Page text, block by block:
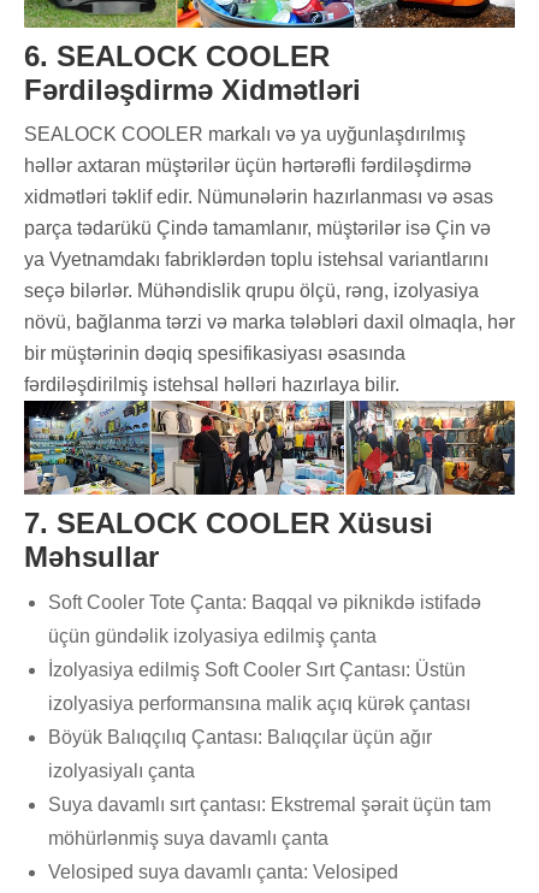
6. SEALOCK COOLER
Fərdiləşdirmə Xidmətləri
SEALOCK COOLER markalı və ya uyğunlaşdırılmış
həllər axtaran müştərilər üçün hərtərəfli fərdiləşdirmə
xidmətləri təklif edir. Nümunələrin hazırlanması və əsas
parça tədarükü Çində tamamlanır, müştərilər isə Çin və
ya Vyetnamdakı fabriklərdən toplu istehsal variantlarını
seçə bilərlər. Mühəndislik qrupu ölçü, rəng, izolyasiya
növü, bağlanma tərzi və marka tələbləri daxil olmaqla, hər
bir müştərinin dəqiq spesifikasiyası əsasında
fərdiləşdirilmiş istehsal həlləri hazırlaya bilir.
7. SEALOCK COOLER Xüsusi
Məhsullar
Soft Cooler Tote Çanta: Baqqal və piknikdə istifadə
üçün gündəlik izolyasiya edilmiş çanta
İzolyasiya edilmiş Soft Cooler Sırt Çantası: Üstün
izolyasiya performansına malik açıq kürək çantası
Böyük Balıqçılıq Çantası: Balıqçılar üçün ağır
izolyasiyalı çanta
Suya davamlı sırt çantası: Ekstremal şərait üçün tam
möhürlənmiş suya davamlı çanta
Velosiped suya davamlı çanta: Velosiped